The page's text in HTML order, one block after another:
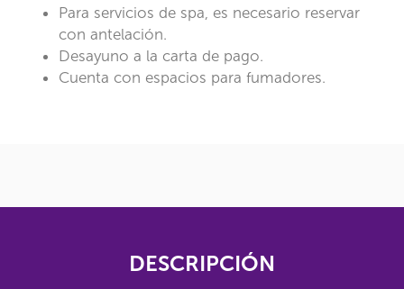
Para servicios de spa, es necesario reservar
con antelación.
Desayuno a la carta de pago.
Cuenta con espacios para fumadores.
DESCRIPCIÓN